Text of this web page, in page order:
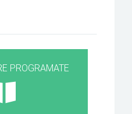
PROGRAMATE